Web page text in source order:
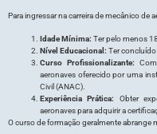
Para ingressar na carreira de mecânico de
Idade Mínima: Ter pelo menos
Nível Educacional: Ter
Curso Profissionalizante:
aeronaves oferecido por uma
Civil (ANAC).
Experiência Prática:
Obter
aeronaves para adquirir a
O curso de formação geralmente abrange